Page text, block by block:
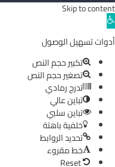
Skip to content
Open
toolbar
أدوات تسهيل الوصول
تكبير حجم النص
تصغير حجم النص
تدرج رمادي
تباين عالي
تباين سلبي
خلفية باهتة
تحديد الروابط
خط مقروء
Reset